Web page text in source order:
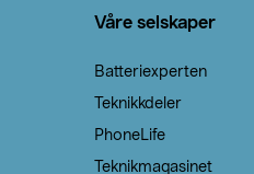
Våre selskaper
Batteriexperten
Teknikkdeler
PhoneLife
Teknikmagasinet